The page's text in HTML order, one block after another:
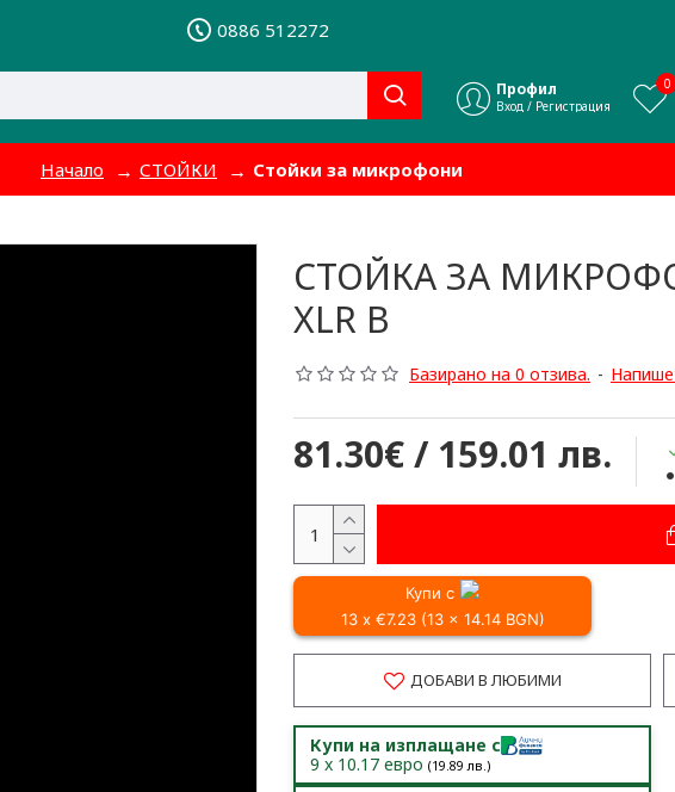
0886 512272
Профил
Вход / Регистрация
0
Начало СТОЙКИ Стойки за микрофони
СТОЙКА ЗА
XLR B
Базирано на 0 отзива. -
81.30€ / 159.01 лв.
Купи с
13 x €7.23 (13 x 14.14 BGN)
ДОБАВИ В ЛЮБИМИ
Купи на изплащане с
9 x 10.17 евро (19.89 лв.)